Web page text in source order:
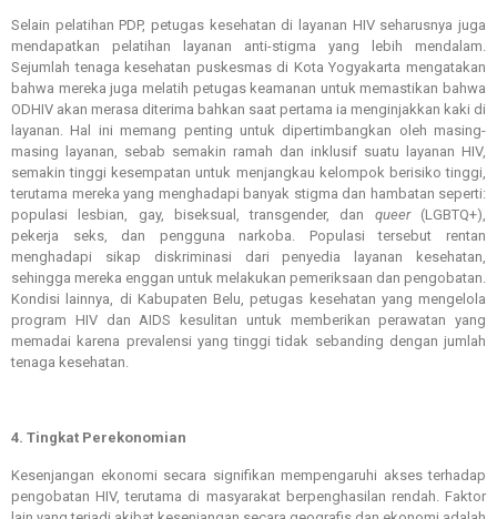
Selain pelatihan PDP, petugas kesehatan di layanan HIV seharusnya juga
mendapatkan pelatihan layanan anti-stigma yang lebih mendalam.
Sejumlah tenaga kesehatan puskesmas di Kota Yogyakarta mengatakan
bahwa mereka juga melatih petugas keamanan untuk memastikan bahwa
ODHIV akan merasa diterima bahkan saat pertama ia menginjakkan kaki di
layanan. Hal ini memang penting untuk dipertimbangkan oleh masing-
masing layanan, sebab semakin ramah dan inklusif suatu layanan HIV,
semakin tinggi kesempatan untuk menjangkau kelompok berisiko tinggi,
terutama mereka yang menghadapi banyak stigma dan hambatan seperti:
populasi lesbian, gay, biseksual, transgender, dan queer (LGBTQ+),
pekerja seks, dan pengguna narkoba. Populasi tersebut rentan
menghadapi sikap diskriminasi dari penyedia layanan kesehatan,
sehingga mereka enggan untuk melakukan pemeriksaan dan pengobatan.
Kondisi lainnya, di Kabupaten Belu, petugas kesehatan yang mengelola
program HIV dan AIDS kesulitan untuk memberikan perawatan yang
memadai karena prevalensi yang tinggi tidak sebanding dengan jumlah
tenaga kesehatan.
4. Tingkat Perekonomian
Kesenjangan ekonomi secara signifikan mempengaruhi akses terhadap
pengobatan HIV, terutama di masyarakat berpenghasilan rendah. Faktor